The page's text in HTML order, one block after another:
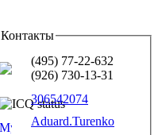
Контакты
(495) 77-22-632
(926) 730-13-31
306542074
Aduard.Turenko